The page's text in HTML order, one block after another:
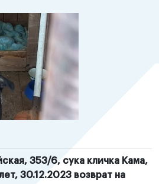
353/6, сука кличка Кама,
30.12.2023 возврат на